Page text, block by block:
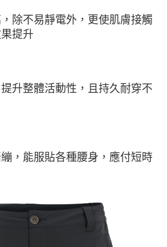
除不易靜電外，更使肌膚接觸
提升
升整體活動性，且持久耐穿不
，能服貼各種腰身，應付短時